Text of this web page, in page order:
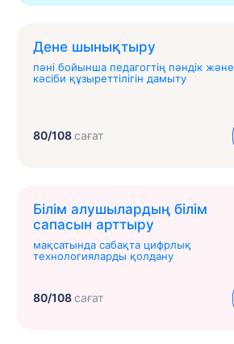
Дене шынықтыру
пәні бойынша педагогтің пәндік және
кәсіби құзыреттілігін дамыту
80/108сағат
Білім алушылардың білім
сапасын арттыру
мақсатында сабақта цифрлық
технологияларды қолдану
80/108сағат